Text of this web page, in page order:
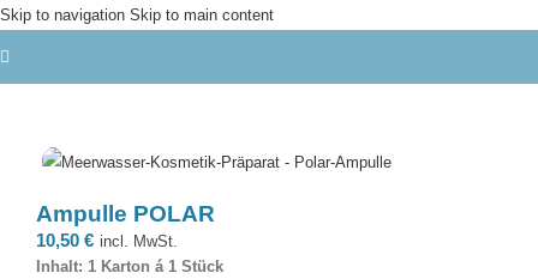
Skip to navigation Skip to main content
Ampulle POLAR
10,50 € incl. MwSt.
Inhalt: 1 Karton á 1 Stück